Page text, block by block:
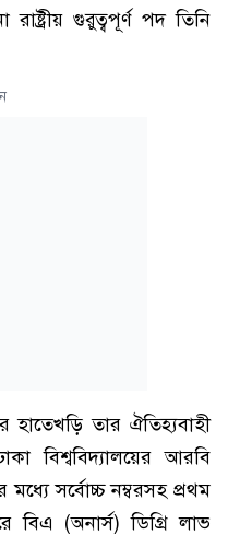
গুরুত্বপূর্ণ পদ তিনি
হাতেখড়ি তার ঐতিহ্যবাহী
বিশ্ববিদ্যালয়ের আরবি
মধ্যে সর্বোচ্চ নম্বরসহ প্রথম
বিএ (অনার্স) ডিগ্রি লাভ